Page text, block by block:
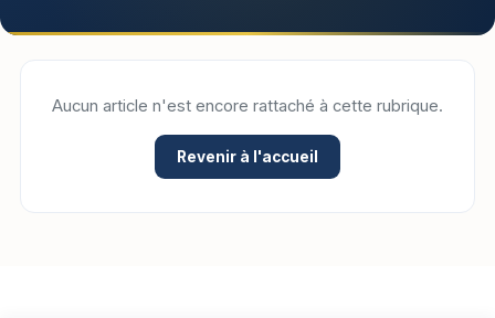
Aucun article n'est encore rattaché à cette rubrique.
Revenir à l'accueil